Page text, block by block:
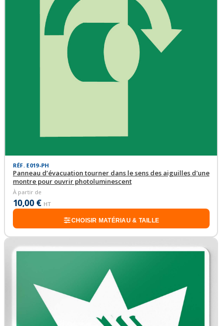
RÉF. E019-PH
Panneau d’évacuation tourner dans le sens des aiguilles d'une
montre pour ouvrir photoluminescent
À partir de
10,00 € HT
CHOISIR MATÉRIAU & TAILLE